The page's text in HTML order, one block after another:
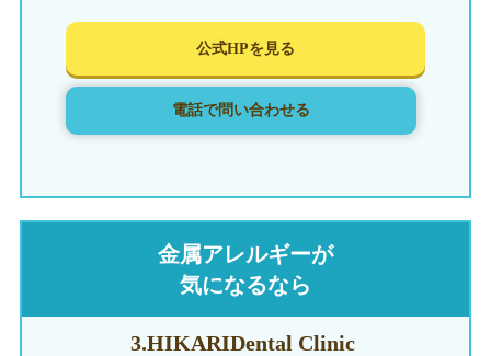
公式HPを見る
電話で問い合わせる
金属アレルギーが
気になるなら
3.HIKARIDental Clinic